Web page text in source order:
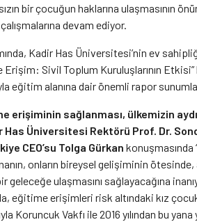
bir çocuğun haklarına ulaşmasının
devam ediyor.
Kadir Has Üniversitesi’nin ev
Sivil Toplum Kuruluşlarının
eğitim alanına dair önemli rapor
erişiminin sağlanması, ülkemizin
Has Üniversitesi Rektörü Prof. Dr.
CEO’su Tolga Gürkan konuşmasında
onların bireysel gelişiminin ötesinde,
geleceğe ulaşmasını sağlayacağına
eğitime erişimleri risk altındaki kız
Koruncuk Vakfı ile 2016 yılından bu